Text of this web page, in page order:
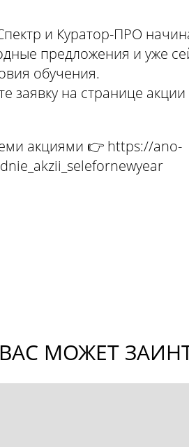
и Куратор-ПРО
предложения и уже
обучения.
заявку на странице
акциями 👉 https://ano-
МОЖЕТ